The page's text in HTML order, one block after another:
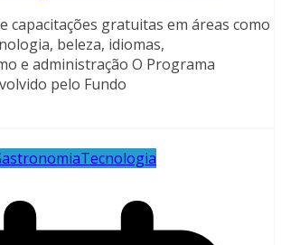
capacitações gratuitas em áreas como
beleza, idiomas,
e administração O Programa
pelo Fundo
Tecnologia